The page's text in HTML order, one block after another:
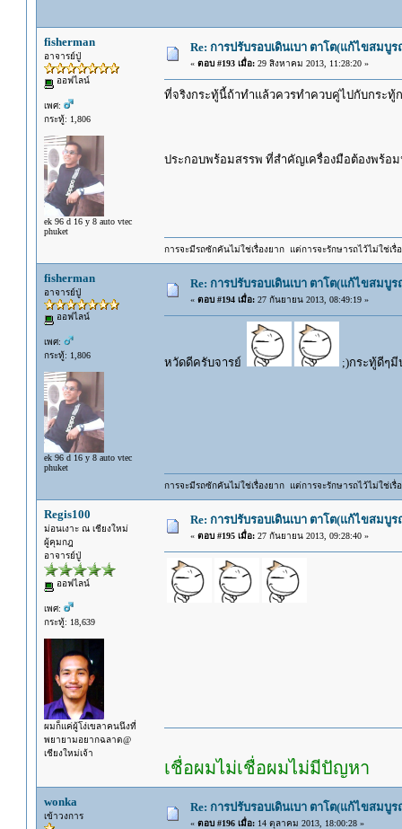
fisherman
อาจารย์ปู่
ออฟไลน์
เพศ:
กระทู้: 1,806
ek 96 d 16 y 8 auto vtec
phuket
Re: การปรับรอบเดินเบา ตาโต(แก้ไขสมบู
« ตอบ #193 เมื่อ:29 สิงหาคม 2013, 11:28:20 »
ที่จริงกระทู้นี้ถ้าทำแล้วควรทำควบคู่ไปกับกระทู้
ประกอบพร้อมสรรพ ที่สำคัญเครื่องมือต้องพร้อ
การจะมีรถซักคันไม่ใช่เรื่องยาก แต่การจะรักษารถไว้ไม่ใช่เรื่
fisherman
อาจารย์ปู่
ออฟไลน์
เพศ:
กระทู้: 1,806
ek 96 d 16 y 8 auto vtec
phuket
Re: การปรับรอบเดินเบา ตาโต(แก้ไขสมบู
« ตอบ #194 เมื่อ:27 กันยายน 2013, 08:49:19 »
หวัดดีครับจารย์ ;)กระทู้ดีๆ
การจะมีรถซักคันไม่ใช่เรื่องยาก แต่การจะรักษารถไว้ไม่ใช่เรื่
Regis100
ม่อนเงาะ ณ เชียงใหม่
ผู้คุมกฎ
อาจารย์ปู่
ออฟไลน์
เพศ:
กระทู้: 18,639
ผมก็แค่ผู้โง่เขลาคนนึงที่
พยายามอยากฉลาด@
เชียงใหม่เจ้า
Re: การปรับรอบเดินเบา ตาโต(แก้ไขสมบู
« ตอบ #195 เมื่อ:27 กันยายน 2013, 09:28:40 »
เชื่อผมไม่เชื่อผมไม่มีปัญหา
wonka
เข้าวงการ
Re: การปรับรอบเดินเบา ตาโต(แก้ไขสมบู
« ตอบ #196 เมื่อ:14 ตุลาคม 2013, 18:00:28 »